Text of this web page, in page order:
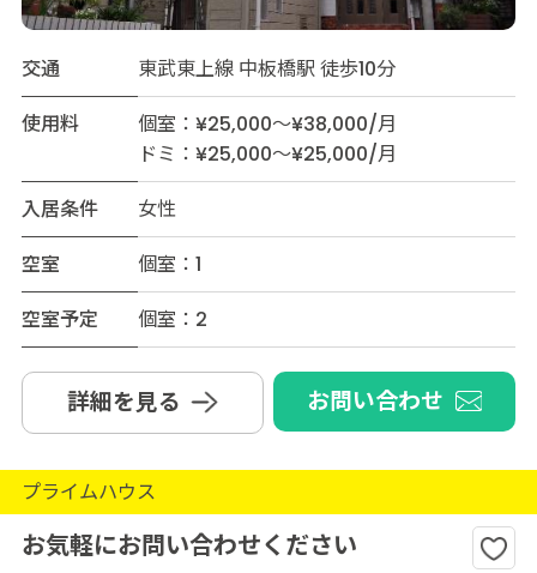
交通
東武東上線 中板橋駅 徒歩10分
使用料
個室：¥25,000～¥38,000/月
ドミ：¥25,000～¥25,000/月
入居条件
女性
空室
個室：1
空室予定
個室：2
詳細を見る お問い合わせ
プライムハウス
お気軽にお問い合わせください